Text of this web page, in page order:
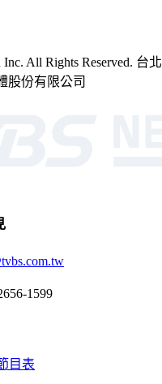
All Rights Reserved. 台
股份有限公司
1599
目表